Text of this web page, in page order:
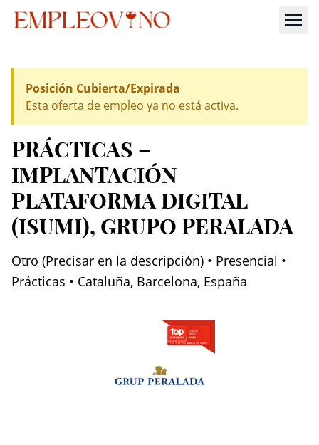
Posición Cubierta/Expirada
Esta oferta de empleo ya no está activa.
PRÁCTICAS –
IMPLANTACIÓN
PLATAFORMA DIGITAL
(ISUMI), GRUPO PERALADA
Otro (Precisar en la descripción) • Presencial •
Prácticas • Cataluña, Barcelona, España